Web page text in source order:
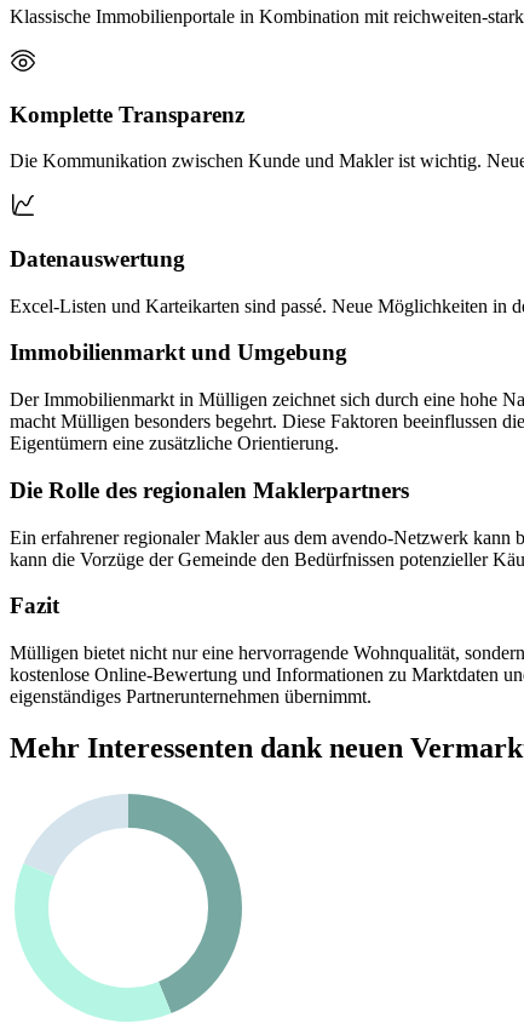
Klassische Immobilienportale in Kombination mit reichweiten-
Komplette Transparenz
Die Kommunikation zwischen Kunde und Makler ist wichtig.
Datenauswertung
Excel-Listen und Karteikarten sind passé. Neue Möglichkeiten in
Immobilienmarkt und Umgebung
Der Immobilienmarkt in Mülligen zeichnet sich durch eine hohe
macht Mülligen besonders begehrt. Diese Faktoren beeinflussen
Eigentümern eine zusätzliche Orientierung.
Die Rolle des regionalen Maklerpartners
Ein erfahrener regionaler Makler aus dem avendo-Netzwerk
kann die Vorzüge der Gemeinde den Bedürfnissen potenzieller
Fazit
Mülligen bietet nicht nur eine hervorragende Wohnqualität,
kostenlose Online-Bewertung und Informationen zu Marktdaten
eigenständiges Partnerunternehmen übernimmt.
Mehr Interessenten dank neuen